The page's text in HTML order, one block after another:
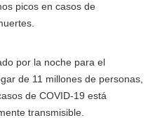
picos en casos de
por la noche para el
de 11 millones de personas,
de COVID-19 está
transmisible.